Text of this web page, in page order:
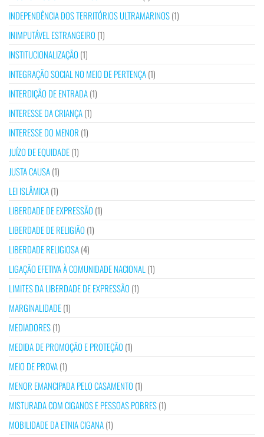
INDEPENDÊNCIA DOS TERRITÓRIOS ULTRAMARINOS(1)
INIMPUTÁVEL ESTRANGEIRO (1)
INSTITUCIONALIZAÇÃO (1)
INTEGRAÇÃO SOCIAL NO MEIO DE PERTENÇA(1)
INTERDIÇÃO DE ENTRADA(1)
INTERESSE DA CRIANÇA(1)
INTERESSE DO MENOR (1)
JUÍZO DE EQUIDADE(1)
JUSTA CAUSA(1)
LEI ISLÂMICA(1)
LIBERDADE DE EXPRESSÃO (1)
LIBERDADE DE RELIGIÃO (1)
LIBERDADE RELIGIOSA(4)
LIGAÇÃO EFETIVA À COMUNIDADE NACIONAL (1)
LIMITES DA LIBERDADE DE EXPRESSÃO (1)
MARGINALIDADE(1)
MEDIADORES(1)
MEDIDA DE PROMOÇÃO E PROTEÇÃO (1)
MEIO DE PROVA(1)
MENOR EMANCIPADA PELO CASAMENTO (1)
MISTURADA COM CIGANOS E PESSOAS POBRES(1)
MOBILIDADE DA ETNIA CIGANA(1)